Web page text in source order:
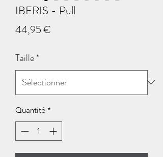
IBERIS - Pull
44,95 €
Taille*
Quantité *